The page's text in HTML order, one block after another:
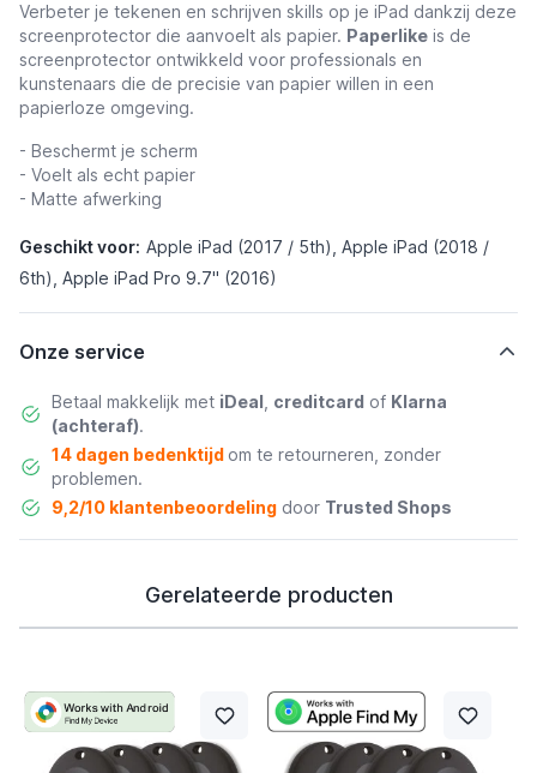
Verbeter je tekenen en schrijven skills op je iPad dankzij deze
screenprotector die aanvoelt als papier. Paperlike is de
screenprotector ontwikkeld voor professionals en
kunstenaars die de precisie van papier willen in een
papierloze omgeving.
- Beschermt je scherm
- Voelt als echt papier
- Matte afwerking
Geschikt voor: Apple iPad (2017 / 5th), Apple iPad (2018 /
6th), Apple iPad Pro 9.7" (2016)
Onze service
Betaal makkelijk met iDeal creditcard of Klarna
(achteraf).
14 dagen bedenktijd om te retourneren, zonder
problemen.
9,2/10 klantenbeoordelingdoor Trusted Shops
Gerelateerde producten